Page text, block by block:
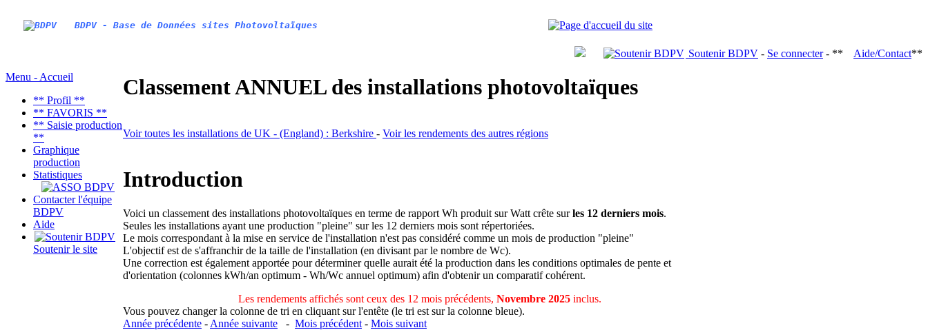
BDPV - Base de Données sites Photovoltaïques
Soutenir BDPV - Se connecter- ** Aide/Contact**
Menu - Accueil
** Profil **
** FAVORIS **
** Saisie production
**
Graphique
production
Statistiques
Contacter l'équipe
BDPV
Aide
Soutenir le site
Classement ANNUEL des installations photovoltaïques
Voir toutes les installations de UK - (England) : Berkshire - Voir les rendements des autres régions
Introduction
Voici un classement des installations photovoltaïques en terme de rapport Wh produit sur Watt crête surles 12 derniers mois.
Seules les installations ayant une production "pleine" sur les 12 derniers mois sont répertoriées.
Le mois correspondant à la mise en service de l'installation n'est pas considéré comme un mois de production "pleine"
L'objectif est de s'affranchir de la taille de l'installation (en divisant par le nombre de Wc).
Une correction est également apportée pour déterminer quelle aurait été la production dans les conditions optimales de pente et
d'orientation (colonnes kWh/an optimum - Wh/Wc annuel optimum) afin d'obtenir un comparatif cohérent.
Les rendements affichés sont ceux des 12 mois précédents, Novembre 2025 inclus.
Vous pouvez changer la colonne de tri en cliquant sur l'entête (le tri est sur la colonne bleue).
Année précédente - Année suivante - Mois précédent - Mois suivant